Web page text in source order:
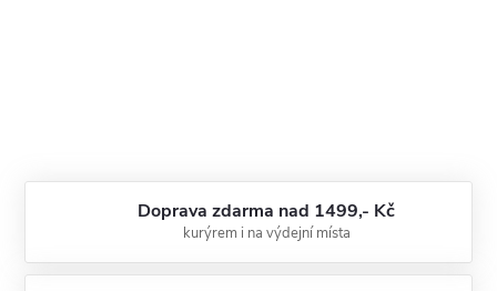
Doprava zdarma nad 1499,- Kč
kurýrem i na výdejní místa